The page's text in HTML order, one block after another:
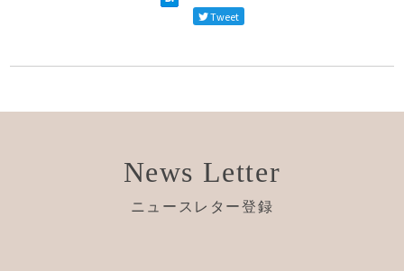
Tweet
News Letter
ニュースレター登録